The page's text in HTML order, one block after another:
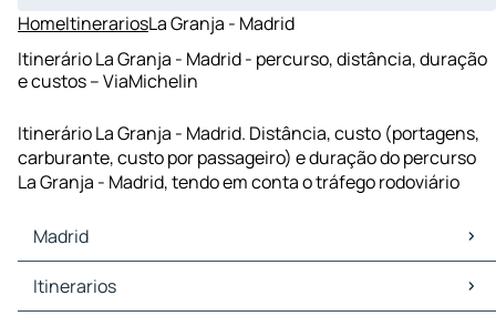
HomeItinerariosLa Granja - Madrid
Itinerário La Granja - Madrid - percurso, distância, duração
e custos – ViaMichelin
Itinerário La Granja - Madrid. Distância, custo (portagens,
carburante, custo por passageiro) e duração do percurso
La Granja - Madrid, tendo em conta o tráfego rodoviário
Madrid
Madrid Mapas Plantas
Madrid Trafego
Itinerarios